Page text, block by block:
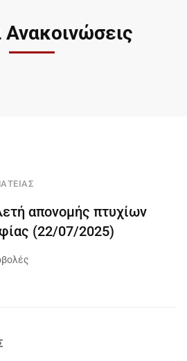
Ανακοινώσεις
απονομής πτυχίων
(22/07/2025)